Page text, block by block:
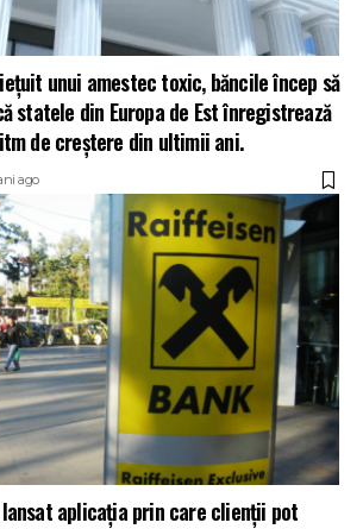
unui amestec toxic, băncile încep să
statele din Europa de Est înregistrează
de creștere din ultimii ani.
ago
aplicația prin care clienții pot